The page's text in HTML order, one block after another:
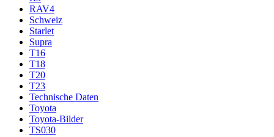
RAV4
Schweiz
Starlet
Supra
T16
T18
T20
T23
Technische Daten
Toyota
Toyota-Bilder
TS030